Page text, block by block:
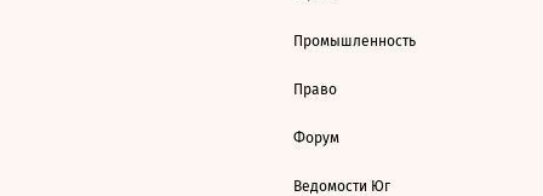
Промышленность
Право
Форум
Ведомости Юг